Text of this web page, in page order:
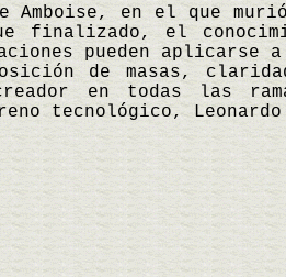
en el que
finalizado, el
pueden aplicarse
de masas,
creador en todas las
tecnológico,